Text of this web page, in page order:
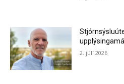
upplýsingamál
2. júlí 2026